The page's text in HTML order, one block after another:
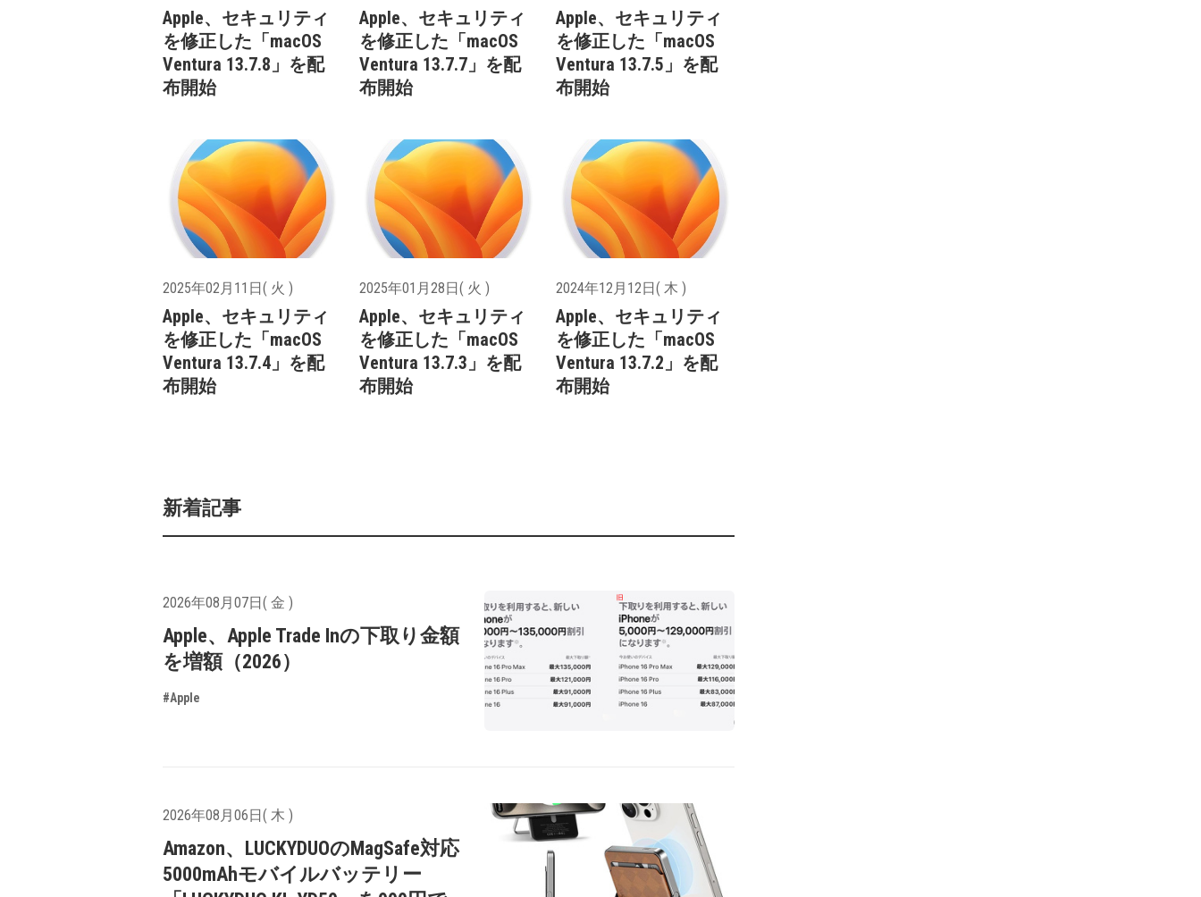
Apple、セキュリティ
を修正した「macOS
Ventura 13.7.8」を配
布開始
Apple、セキュリティ
を修正した「macOS
Ventura 13.7.7」を配
布開始
Apple、セキュリティ
を修正した「macOS
Ventura 13.7.5」を配
布開始
2025年02月11日( 火 )
Apple、セキュリティ
を修正した「macOS
Ventura 13.7.4」を配
布開始
2025年01月28日( 火 )
Apple、セキュリティ
を修正した「macOS
Ventura 13.7.3」を配
布開始
2024年12月12日( 木 )
Apple、セキュリティ
を修正した「macOS
Ventura 13.7.2」を配
布開始
新着記事
2026年08月07日( 金 )
Apple、Apple Trade Inの下取り金額
を増額（2026）
#Apple
2026年08月06日( 木 )
Amazon、LUCKYDUOのMagSafe対応
5000mAhモバイルバッテリー